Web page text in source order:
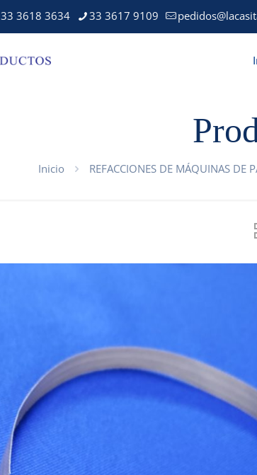
33 3618 3634 33 3617 9109
Inicio REFACCIONES DE MÁQUINAS DE